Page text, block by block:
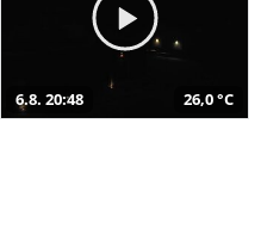
6.8. 20:48 26,0 °C